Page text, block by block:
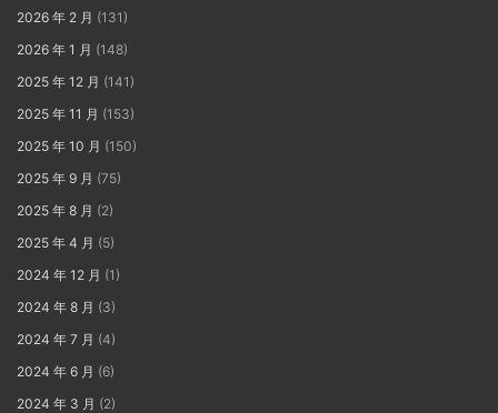
2026 年 2 月 (131)
2026 年 1 月 (148)
2025 年 12 月 (141)
2025 年 11 月 (153)
2025 年 10 月 (150)
2025 年 9 月 (75)
2025 年 8 月 (2)
2025 年 4 月 (5)
2024 年 12 月 (1)
2024 年 8 月 (3)
2024 年 7 月 (4)
2024 年 6 月 (6)
2024 年 3 月 (2)